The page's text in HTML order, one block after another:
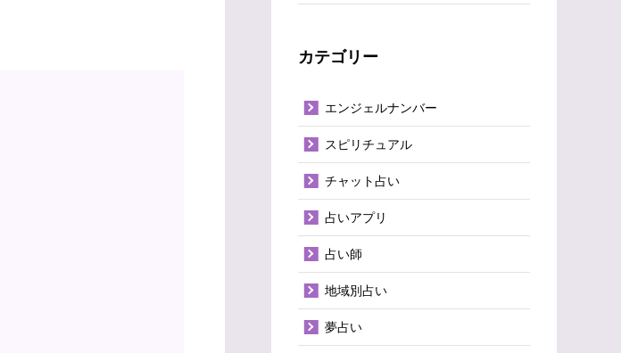
カテゴリー
エンジェルナンバー
スピリチュアル
チャット占い
占いアプリ
占い師
地域別占い
夢占い